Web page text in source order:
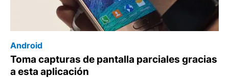
Android
Toma capturas de pantalla parciales gracias
a esta aplicación